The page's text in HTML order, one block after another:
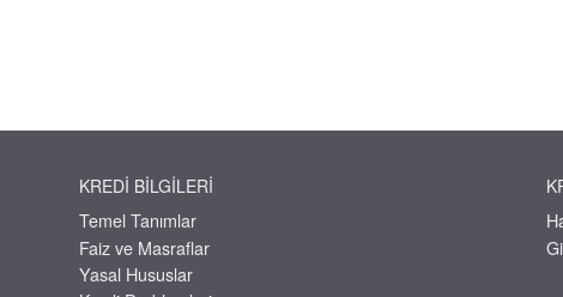
KREDI BILGILERI
Temel Tanımlar
Faiz ve Masraflar
Yasal Hususlar